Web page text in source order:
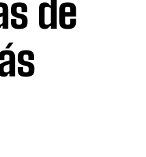
de